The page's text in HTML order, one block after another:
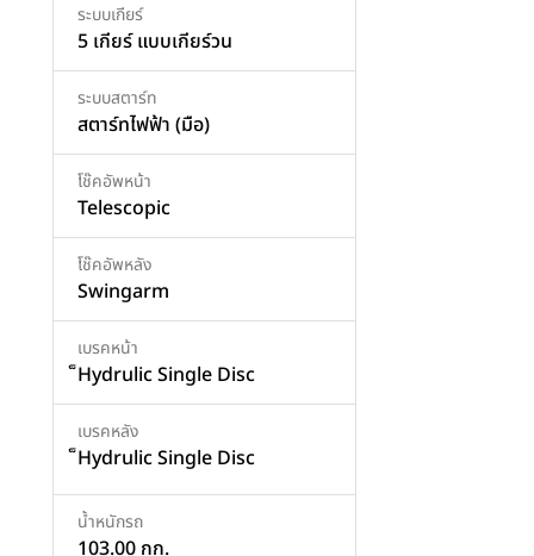
ระบบเกียร์
5 เกียร์ แบบเกียร์วน
ระบบสตาร์ท
สตาร์ทไฟฟ้า (มือ)
โช๊คอัพหน้า
Telescopic
โช๊คอัพหลัง
Swingarm
เบรคหน้า
็Hydrulic Single Disc
เบรคหลัง
็Hydrulic Single Disc
น้ำหนักรถ
103.00 กก.